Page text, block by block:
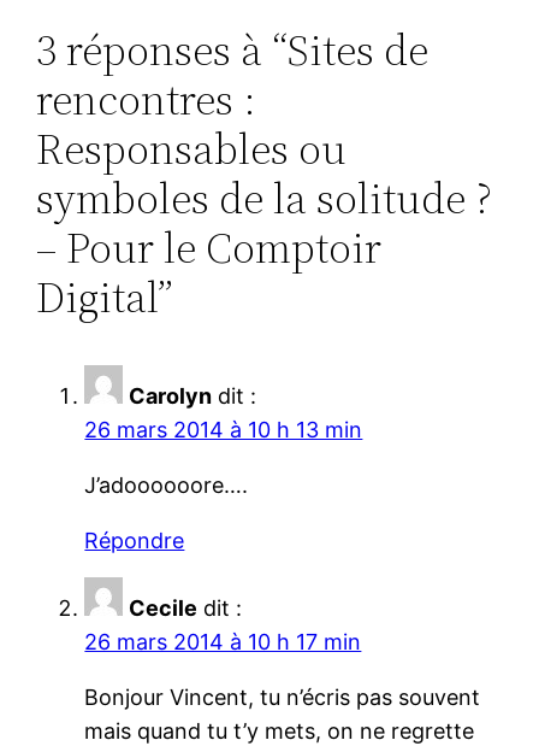
3 réponses à “Sites de
rencontres :
Responsables ou
symboles de la solitude ?
– Pour le Comptoir
Digital”
Carolyn dit :
26 mars 2014 à 10 h 13 min
J’adoooooore….
Répondre
Cecile dit :
26 mars 2014 à 10 h 17 min
Bonjour Vincent, tu n’écris pas souvent
mais quand tu t’y mets, on ne regrette